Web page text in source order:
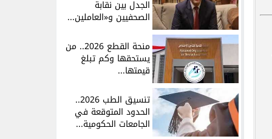
الجدل بين نقابة
الصحفيين و«العاملين...
منحة القطع 2026.. من
يستحقها وكم تبلغ
قيمتها...
تنسيق الطب 2026..
الحدود المتوقعة في
الجامعات الحكومية...